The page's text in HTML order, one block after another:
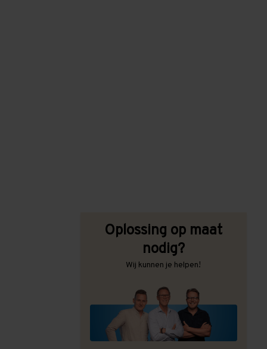
Oplossing op maat
nodig?
Wij kunnen je helpen!